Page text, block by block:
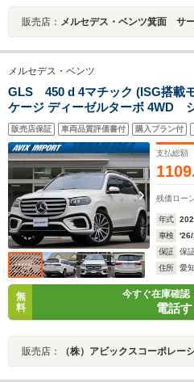
販売店： メルセデス・ベンツ箕面 サ
メルセデス・ベンツ
GLS 450 d 4マチック (ISG搭載
ケージ ディーゼルターボ 4WD
正リアエンター 新車保証 禁煙
ドエンジニアリングPKG 現行
ティブボディーコントロール 黒
C 22AW
販売店保証 車両品質評価書付 購入プラン付
支払総額
残価ロー
年式
車検
'26/
保証
保
住所
愛
無
料
今すぐ在庫確認
電話
販売店： （株）アビックスコーポレーション